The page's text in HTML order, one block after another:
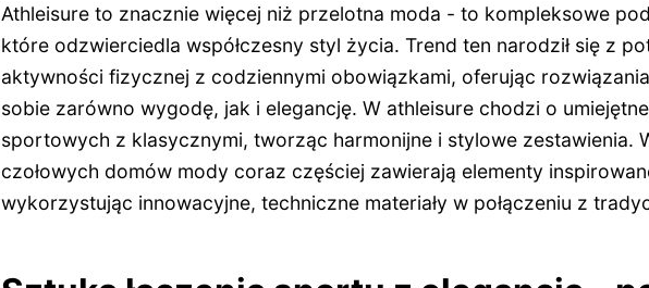
Athleisure to znacznie więcej niż przelotna moda - to kompleksowe
które odzwierciedla współczesny styl życia. Trend ten narodził się z
aktywności fizycznej z codziennymi obowiązkami, oferując
sobie zarówno wygodę, jak i elegancję. W athleisure chodzi o
sportowych z klasycznymi, tworząc harmonijne i stylowe zestawienia.
czołowych domów mody coraz częściej zawierają elementy
wykorzystując innowacyjne, techniczne materiały w połączeniu z